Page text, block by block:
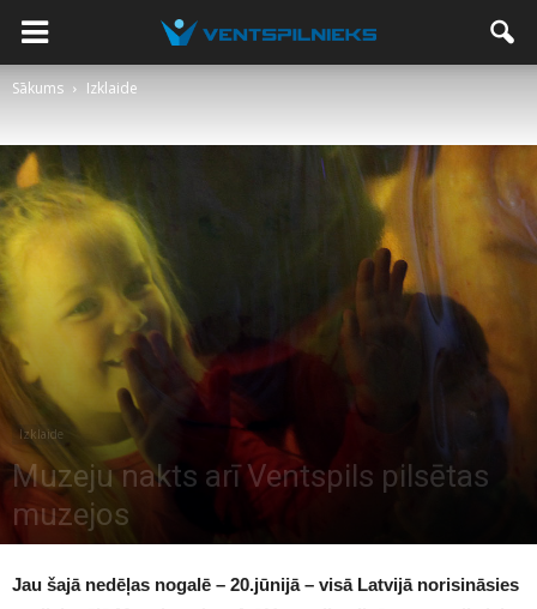
Sākums Izklaide
Izklaide
Muzeju nakts arī Ventspils pilsētas
muzejos
Jau šajā nedēļas nogalē – 20.jūnijā – visā Latvijā norisināsies